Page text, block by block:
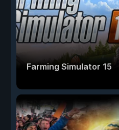
Farming Simulator 15